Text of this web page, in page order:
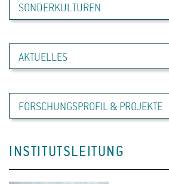
SONDERKULTUREN
AKTUELLES
FORSCHUNGSPROFIL & PROJEKTE
INSTITUTSLEITUNG